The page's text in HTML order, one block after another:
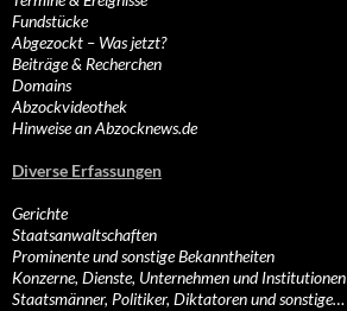
Fundstücke
Abgezockt – Was jetzt?
Beiträge & Recherchen
Domains
Abzockvideothek
Hinweise an Abzocknews.de
Diverse Erfassungen
Gerichte
Staatsanwaltschaften
Prominente und sonstige Bekanntheiten
Konzerne, Dienste, Unternehmen und Institutionen
Staatsmänner, Politiker, Diktatoren und sonstige…